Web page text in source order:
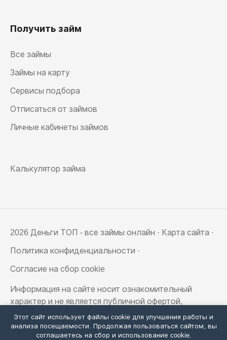
Получить займ
Все займы
Займы на карту
Сервисы подбора
Отписаться от займов
Личные кабинеты займов
Калькулятор займа
2026 Деньги ТОП - все займы онлайн · Карта сайта ·
Политика конфиденциальности ·
Согласие на сбор cookie
Информация на сайте носит ознакомительный
характер и не является публичной офертой,
определяемой положениями статьи 437
Гражданского кодекса РФ
Этот сайт использует файлы cookie для улучшения работы и
анализа посещаемости. Продолжая пользоваться сайтом, вы
соглашаетесь на сбор и использование cookie.